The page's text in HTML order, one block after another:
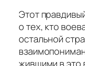
Этот
о тех, кто
остальной